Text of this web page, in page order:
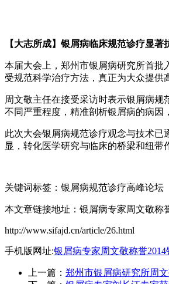
【大志所成】银屑病临床规范诊疗显著
本届大会上，郑州市银屑病研究所首批
受规范科学治疗方法，真正为大众提供
周文敬主任在接受采访时表示银屑病规
不同严重程度，精准剖析银屑病的病因
此次大会银屑病规范诊疗观念与技术
显，转化医学研究与临床的桥梁和纽带
关键词标签：银屑病规范诊疗高峰论坛
本文章链接地址：银屑病专家周文敬称
http://www.sifajd.cn/article/26.html
手机版网址:银屑病专家周文敬称誉
上一篇： 郑州市银屑病研究所周